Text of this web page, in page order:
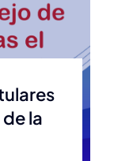
la